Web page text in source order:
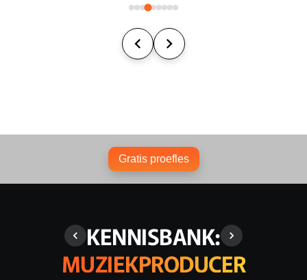
Gratis proefles
KENNISBANK:
MUZIEKPRODUCER